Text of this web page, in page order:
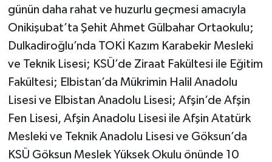
günün daha rahat ve huzurlu geçmesi amacıyla
Onikişubat’ta Şehit Ahmet Gülbahar Ortaokulu;
Dulkadiroğlu’nda TOKİ Kazım Karabekir Mesleki
ve Teknik Lisesi; KSÜ’de Ziraat Fakültesi ile Eğitim
Fakültesi; Elbistan’da Mükrimin Halil Anadolu
Lisesi ve Elbistan Anadolu Lisesi; Afşin’de Afşin
Fen Lisesi, Afşin Anadolu Lisesi ile Afşin Atatürk
Mesleki ve Teknik Anadolu Lisesi ve Göksun’da
KSÜ Göksun Meslek Yüksek Okulu önünde 10